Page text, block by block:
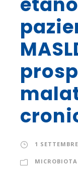
1
MICROBIOTA